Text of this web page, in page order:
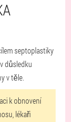
septoplastiky
důsledku
v těle.
k obnovení
lékaři